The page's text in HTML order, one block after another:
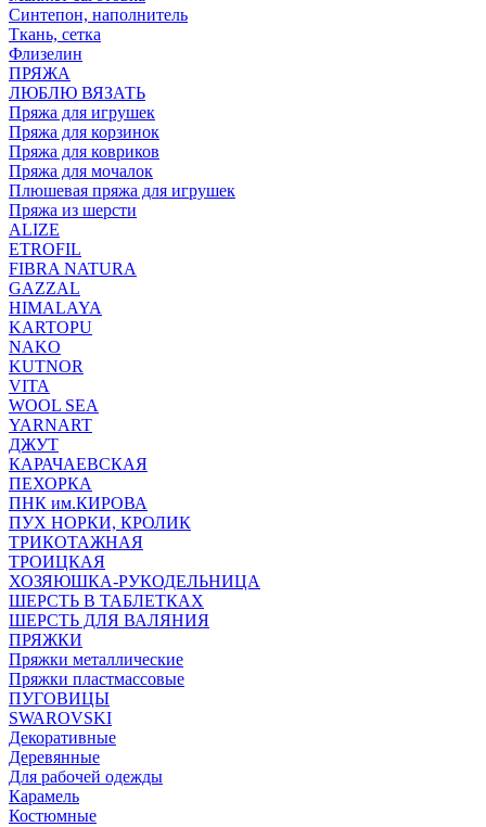
Синтепон, наполнитель
Ткань, сетка
Флизелин
ПРЯЖА
ЛЮБЛЮ ВЯЗАТЬ
Пряжа для игрушек
Пряжа для корзинок
Пряжа для ковриков
Пряжа для мочалок
Плюшевая пряжа для игрушек
Пряжа из шерсти
ALIZE
ETROFIL
FIBRA NATURA
GAZZAL
HIMALAYA
KARTOPU
NAKO
KUTNOR
VITA
WOOL SEA
YARNART
ДЖУТ
КАРАЧАЕВСКАЯ
ПЕХОРКА
ПНК им.КИРОВА
ПУХ НОРКИ, КРОЛИК
ТРИКОТАЖНАЯ
ТРОИЦКАЯ
ХОЗЯЮШКА-РУКОДЕЛЬНИЦА
ШЕРСТЬ В ТАБЛЕТКАХ
ШЕРСТЬ ДЛЯ ВАЛЯНИЯ
ПРЯЖКИ
Пряжки металлические
Пряжки пластмассовые
ПУГОВИЦЫ
SWAROVSKI
Декоративные
Деревянные
Для рабочей одежды
Карамель
Костюмные